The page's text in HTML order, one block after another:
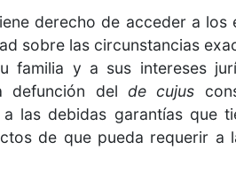
derecho de acceder a
sobre las circunstancias
familia y a sus intereses
defunción del de cujus
las debidas garantías que
de que pueda requerir